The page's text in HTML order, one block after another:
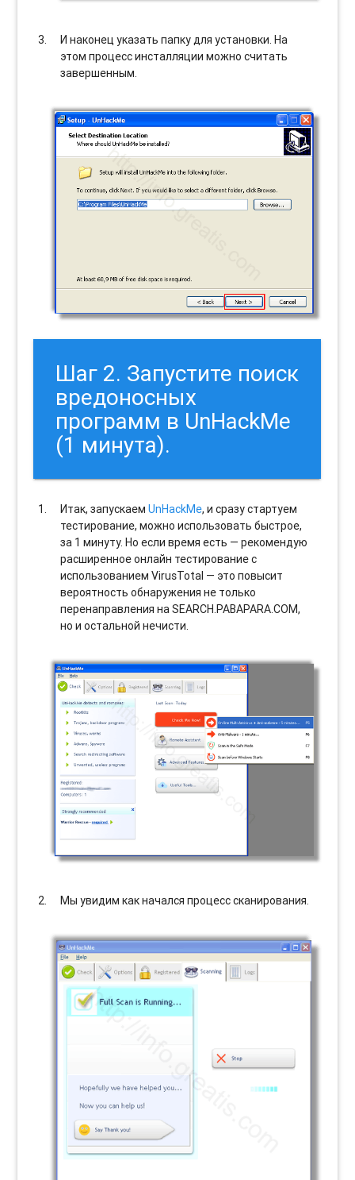
И наконец указать папку для установки. На
этом процесс инсталляции можно считать
завершенным.
Шаг 2. Запустите поиск
вредоносных
программ в UnHackMe
(1 минута).
Итак, запускаемUnHackMe, и сразу стартуем
тестирование, можно использовать быстрое,
за 1 минуту. Но если время есть — рекомендую
расширенное онлайн тестирование с
использованием VirusTotal — это повысит
вероятность обнаружения не только
перенаправления на SEARCH.PABAPARA.COM,
но и остальной нечисти.
Мы увидим как начался процесс сканирования.